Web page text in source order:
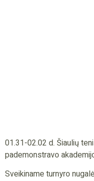
01.31-02.02 d. Šiaulių
pademonstravo
Sveikiname turnyro